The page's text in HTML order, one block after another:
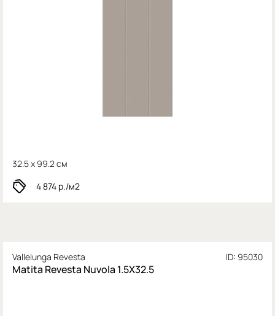
32.5 x 99.2 см
4 874 р./м2
Vallelunga Revesta ID: 95030
Matita Revesta Nuvola 1.5X32.5